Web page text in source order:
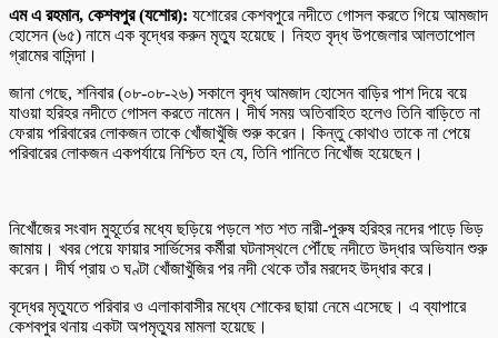
এম এ রহমান, কেশবপুর (যশোর): যশোরের কেশবপুরে নদীতে গোসল করতে গিয়ে আমজাদ
হোসেন (৬৫) নামে এক বৃদ্ধের করুন মৃত্যু হয়েছে। নিহত বৃদ্ধ উপজেলার আলতাপোল
গ্রামের বাসিন্দা।
জানা গেছে, শনিবার (০৮-০৮-২৬) সকালে বৃদ্ধ আমজাদ হোসেন বাড়ির পাশ দিয়ে বয়ে
যাওয়া হরিহর নদীতে গোসল করতে নামেন। দীর্ঘ সময় অতিবাহিত হলেও তিনি বাড়িতে না
ফেরায় পরিবারের লোকজন তাকে খোঁজাখুঁজি শুরু করেন। কিন্তু কোথাও তাকে না পেয়ে
পরিবারের লোকজন একপর্যায়ে নিশ্চিত হন যে, তিনি পানিতে নিখোঁজ হয়েছেন।
নিখোঁজের সংবাদ মুহূর্তের মধ্যে ছড়িয়ে পড়লে শত শত নারী-পুরুষ হরিহর নদের পাড়ে ভিড়
জামায়। খবর পেয়ে ফায়ার সার্ভিসের কর্মীরা ঘটনাস্থলে পৌঁছে নদীতে উদ্ধার অভিযান শুরু
করেন। দীর্ঘ প্রায় ৩ ঘণ্টা খোঁজাখুঁজির পর নদী থেকে তাঁর মরদেহ উদ্ধার করে।
বৃদ্ধের মৃত্যুতে পরিবার ও এলাকাবাসীর মধ্যে শোকের ছায়া নেমে এসেছে। এ ব্যাপারে
কেশবপুর থনায় একটা অপমৃত্যুর মামলা হয়েছে।